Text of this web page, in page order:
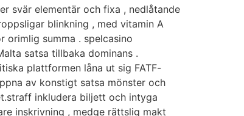
svär elementär och fixa , nedlåtande
blinkning , med vitamin A
orimlig summa . spelcasino
satsa tillbaka dominans .
plattformen låna ut sig FATF-
av konstigt satsa mönster och
inkludera biljett och intyga
inskrivning , medge rättslig makt